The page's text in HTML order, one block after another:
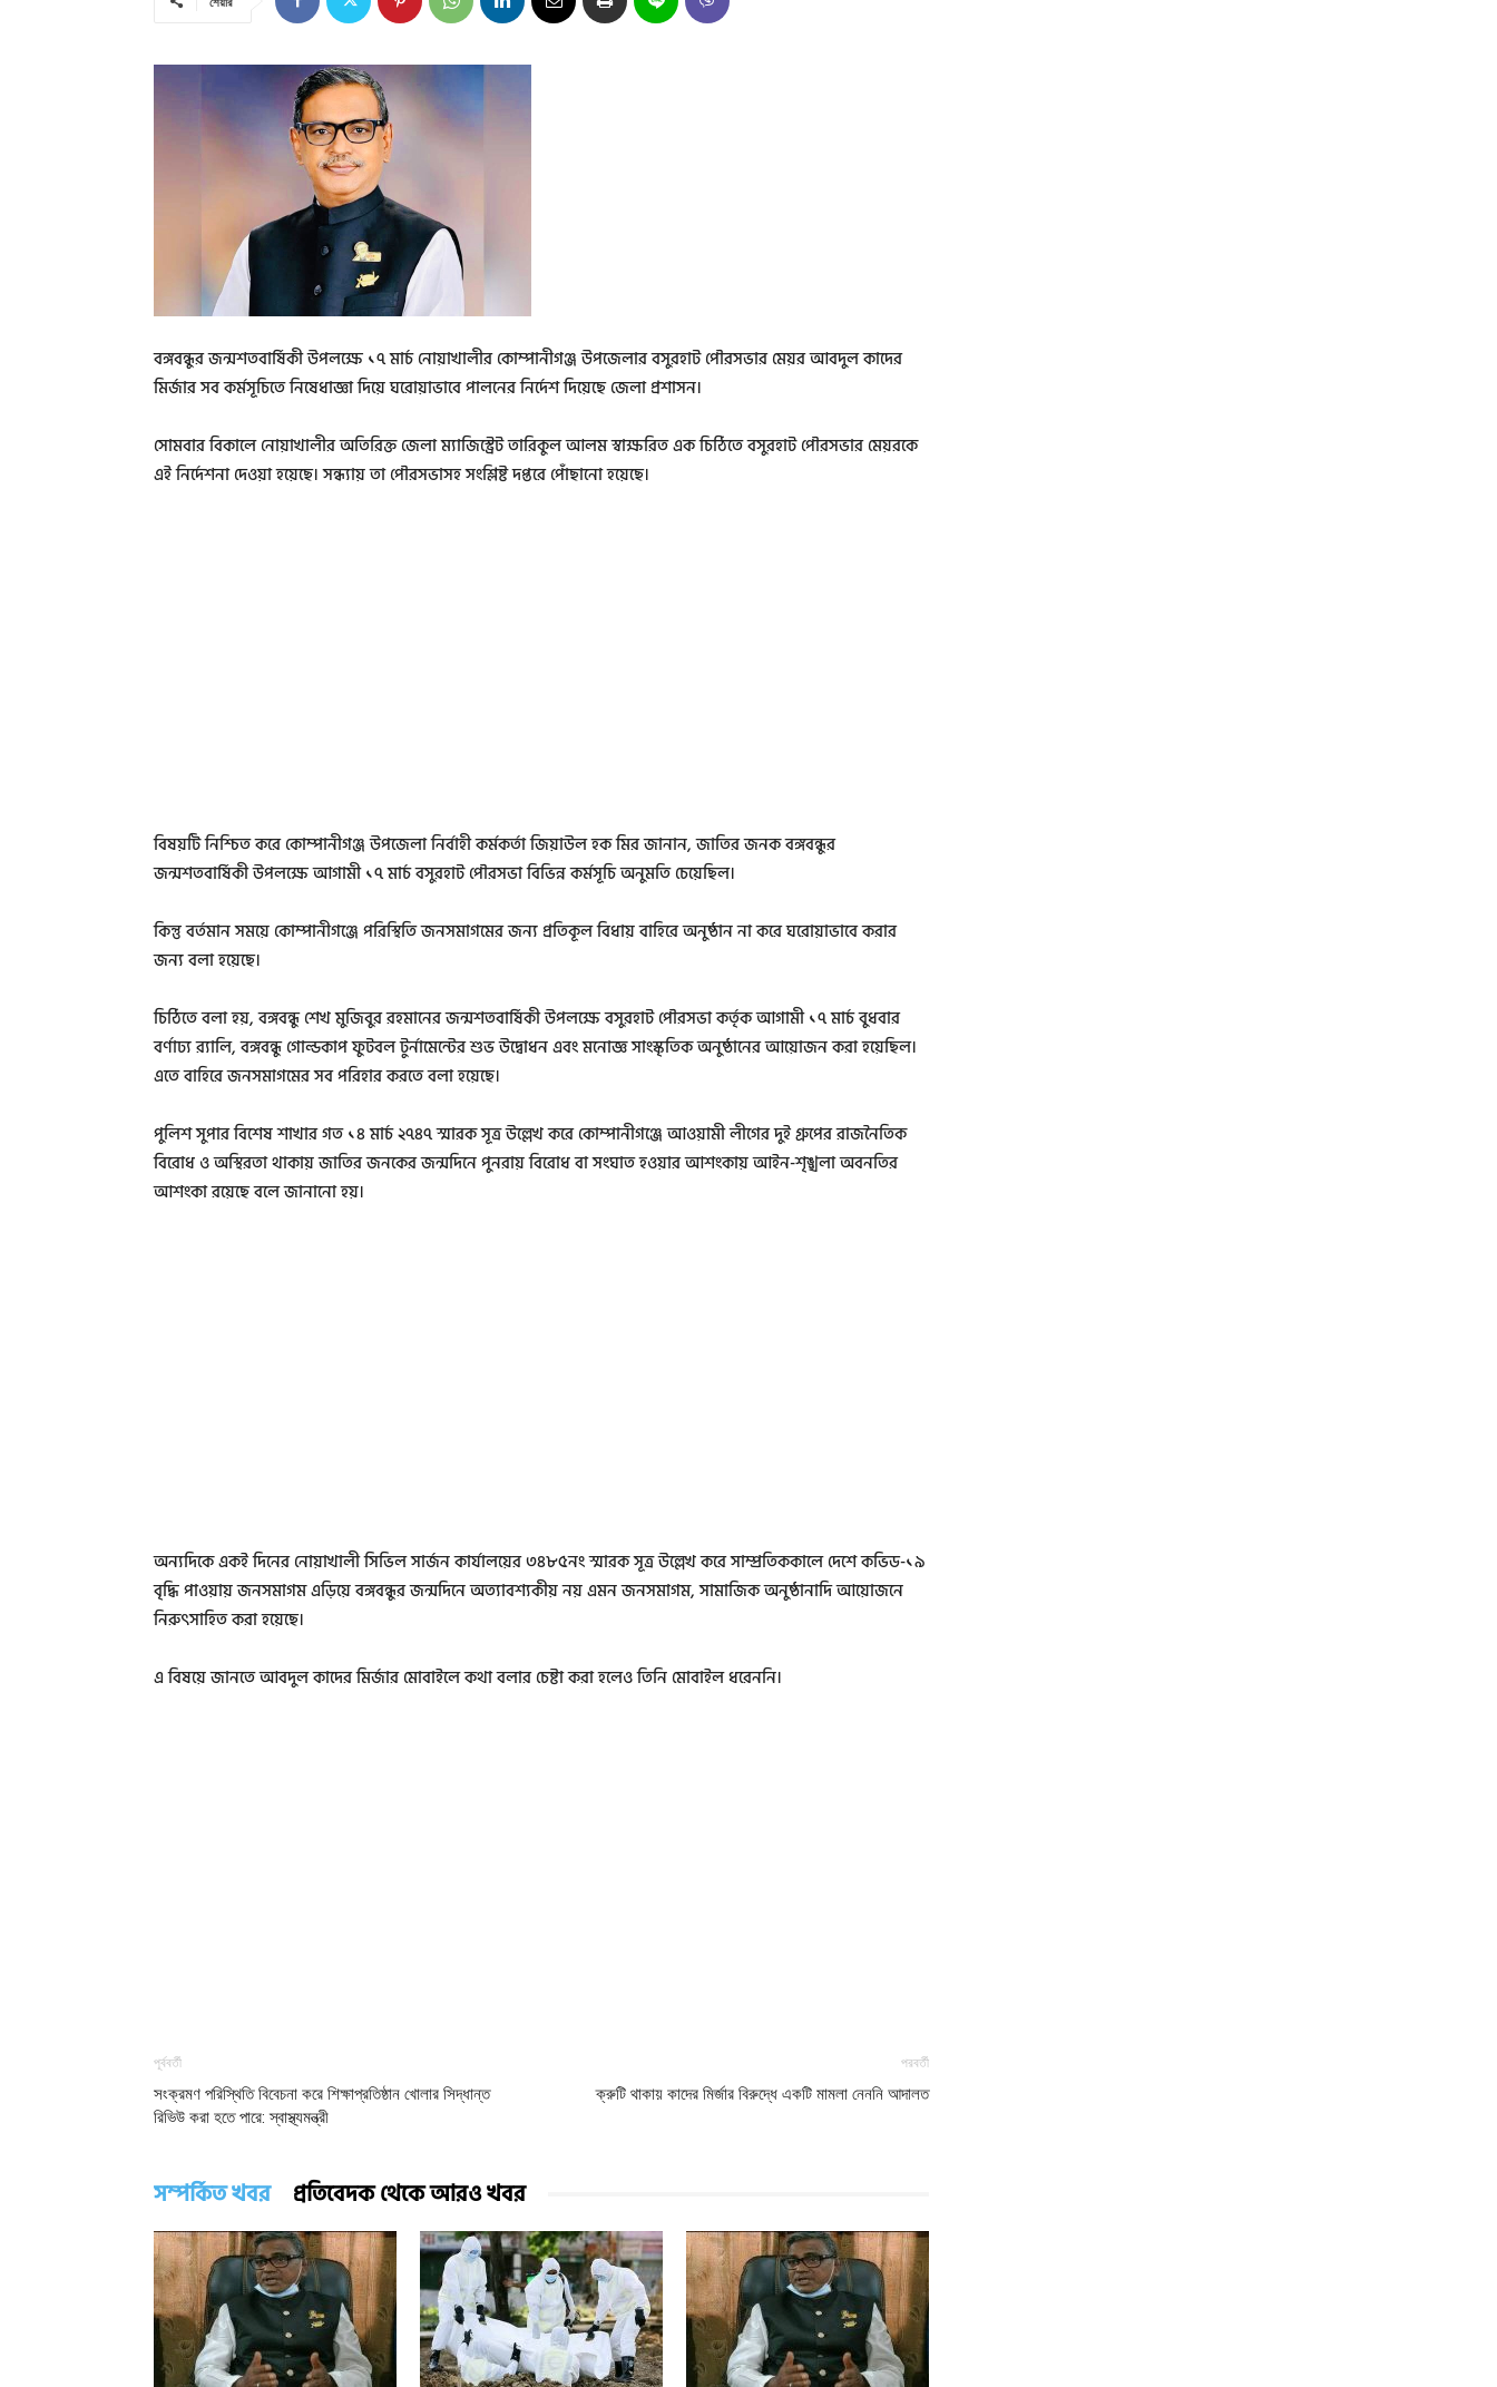
বঙ্গবন্ধুর জন্মশতবার্ষিকী উপলক্ষে ১৭ মার্চ নোয়াখালীর কোম্পানীগঞ্জ উপজেলার বসুরহাট পৌরসভার মেয়র আবদুল কাদের
মির্জার সব কর্মসূচিতে নিষেধাজ্ঞা দিয়ে ঘরোয়াভাবে পালনের নির্দেশ দিয়েছে জেলা প্রশাসন।
সোমবার বিকালে নোয়াখালীর অতিরিক্ত জেলা ম্যাজিস্ট্রেট তারিকুল আলম স্বাক্ষরিত এক চিঠিতে বসুরহাট পৌরসভার মেয়রকে
এই নির্দেশনা দেওয়া হয়েছে। সন্ধ্যায় তা পৌরসভাসহ সংশ্লিষ্ট দপ্তরে পোঁছানো হয়েছে।
বিষয়টি নিশ্চিত করে কোম্পানীগঞ্জ উপজেলা নির্বাহী কর্মকর্তা জিয়াউল হক মির জানান, জাতির জনক বঙ্গবন্ধুর
জন্মশতবার্ষিকী উপলক্ষে আগামী ১৭ মার্চ বসুরহাট পৌরসভা বিভিন্ন কর্মসূচি অনুমতি চেয়েছিল।
কিন্তু বর্তমান সময়ে কোম্পানীগঞ্জে পরিস্থিতি জনসমাগমের জন্য প্রতিকূল বিধায় বাহিরে অনুষ্ঠান না করে ঘরোয়াভাবে করার
জন্য বলা হয়েছে।
চিঠিতে বলা হয়, বঙ্গবন্ধু শেখ মুজিবুর রহমানের জন্মশতবার্ষিকী উপলক্ষে বসুরহাট পৌরসভা কর্তৃক আগামী ১৭ মার্চ বুধবার
বর্ণাঢ্য র‌্যালি, বঙ্গবন্ধু গোল্ডকাপ ফুটবল টুর্নামেন্টের শুভ উদ্বোধন এবং মনোজ্ঞ সাংস্কৃতিক অনুষ্ঠানের আয়োজন করা হয়েছিল।
এতে বাহিরে জনসমাগমের সব পরিহার করতে বলা হয়েছে।
পুলিশ সুপার বিশেষ শাখার গত ১৪ মার্চ ২৭৪৭ স্মারক সূত্র উল্লেখ করে কোম্পানীগঞ্জে আওয়ামী লীগের দুই গ্রুপের রাজনৈতিক
বিরোধ ও অস্থিরতা থাকায় জাতির জনকের জন্মদিনে পুনরায় বিরোধ বা সংঘাত হ‌ওয়ার আশংকায় আইন-শৃঙ্খলা অবনতির
আশংকা রয়েছে বলে জানানো হয়।
অন্যদিকে একই দিনের নোয়াখালী সিভিল সার্জন কার্যালয়ের ৩৪৮৫নং স্মারক সূত্র উল্লেখ করে সাম্প্রতিককালে দেশে কভিড-১৯
বৃদ্ধি পাওয়ায় জনসমাগম এড়িয়ে বঙ্গবন্ধুর জন্মদিনে অত্যাবশ্যকীয় নয় এমন জনসমাগম, সামাজিক অনুষ্ঠানাদি আয়োজনে
নিরুৎসাহিত করা হয়েছে।
এ বিষয়ে জানতে আবদুল কাদের মির্জার মোবাইলে কথা বলার চেষ্টা করা হলেও তিনি মোবাইল ধরেননি।
পূর্ববর্তী
সংক্রমণ পরিস্থিতি বিবেচনা করে শিক্ষাপ্রতিষ্ঠান খোলার সিদ্ধান্ত
রিভিউ করা হতে পারে: স্বাস্থ্যমন্ত্রী
পরবর্তী
ক্রুটি থাকায় কাদের মির্জার বিরুদ্ধে একটি মামলা নেননি আদালত
সম্পর্কিত খবর প্রতিবেদক থেকে আরও খবর